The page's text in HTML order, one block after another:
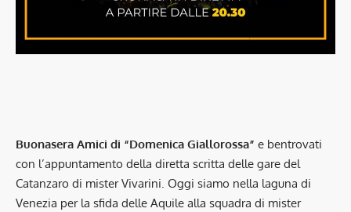
Buonasera Amici di “Domenica Giallorossa” e bentrovati
con l’appuntamento della diretta scritta delle gare del
Catanzaro di mister Vivarini. Oggi siamo nella laguna di
Venezia per la sfida delle Aquile alla squadra di mister